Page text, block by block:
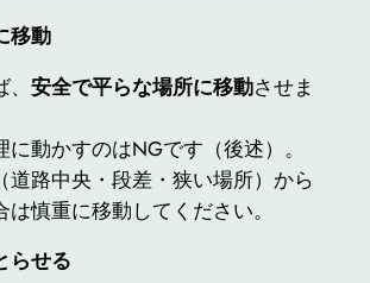
移動
安全で平らな場所に移動させま
に動かすのはNGです（後述）。
道路中央・段差・狭い場所）から
慎重に移動してください。
らせる